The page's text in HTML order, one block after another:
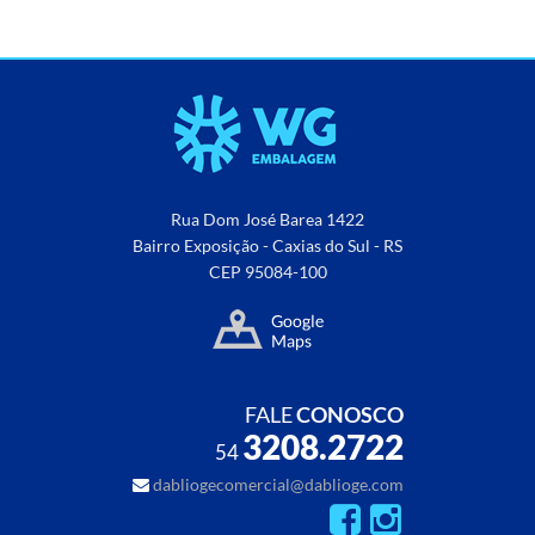
Rua Dom José Barea 1422
Bairro Exposição - Caxias do Sul - RS
CEP 95084-100
FALECONOSCO
543208.2722
dabliogecomercial@dablioge.com